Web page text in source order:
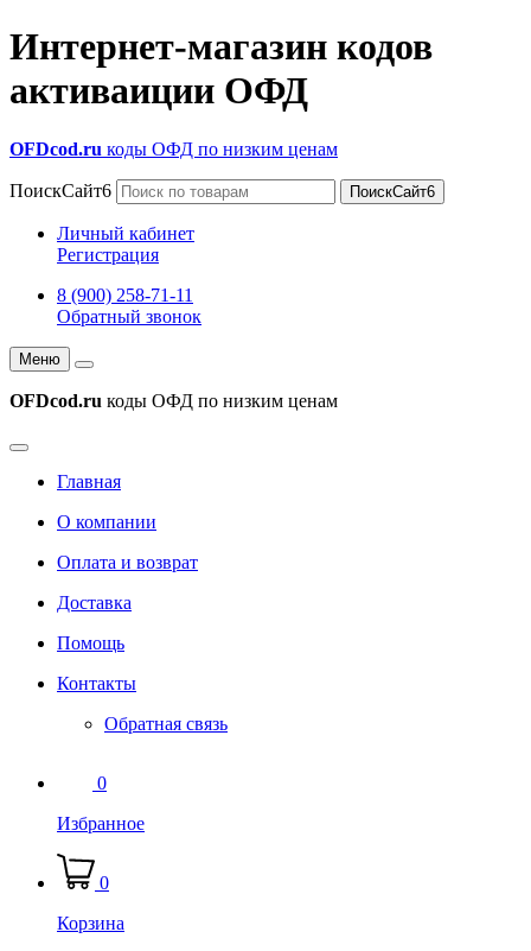
Интернет-магазин кодов
активаиции ОФД
OFDcod.ru коды ОФД по низким ценам
ПоискСайт6 ПоискСайт6
Личный кабинет
Регистрация
8 (900) 258-71-11
Обратный звонок
Меню
OFDcod.ru коды ОФД по низким ценам
Главная
О компании
Оплата и возврат
Доставка
Помощь
Контакты
Обратная связь
0
Избранное
0
Корзина